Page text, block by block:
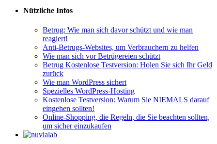
reagiert!
Anti-Betrugs-Websites, um Verbrauchern zu helfen
Wie man sich vor Betrügereien schützt
Betrug Kostenlose Testversion: Holen Sie sich Ihr Geld
zurück
Wie man WordPress sichert
Spezielles WordPress-Hosting
Kostenlose Testversion: Warum Sie NIEMALS darauf
eingehen sollten!
Online-Shopping, die Regeln, die Sie beachten sollten,
um sicher einzukaufen